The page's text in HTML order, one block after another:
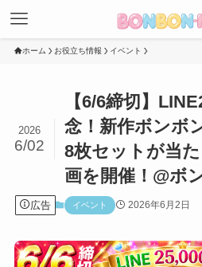
ホーム お役立ち情報 イベント
【6/6締切】
念！新作ボンボ
8枚セットが当
画を開催！@ボ
2026
6/02
広告 イベント 2026年6月2日